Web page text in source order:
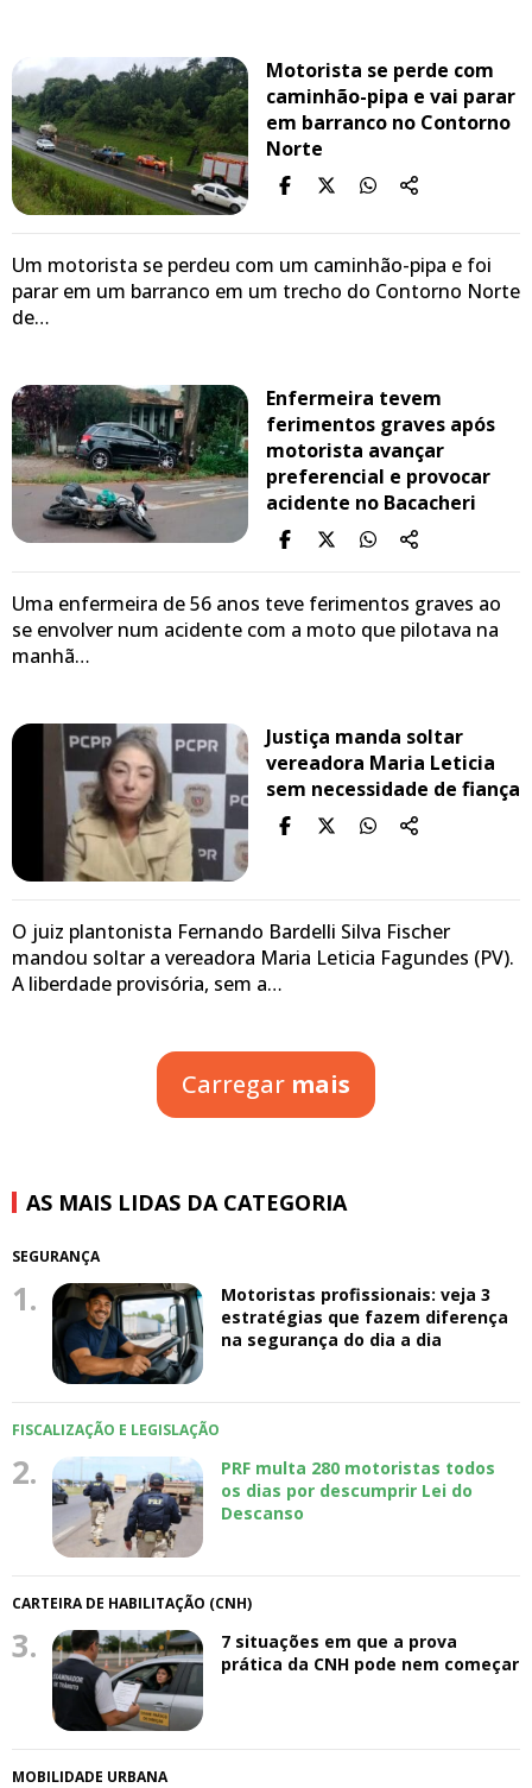
Motorista se perde com
caminhão-pipa e vai parar
em barranco no Contorno
Norte
Um motorista se perdeu com um caminhão-pipa e foi
parar em um barranco em um trecho do Contorno Norte
de…
Enfermeira tevem
ferimentos graves após
motorista avançar
preferencial e provocar
acidente no Bacacheri
Uma enfermeira de 56 anos teve ferimentos graves ao
se envolver num acidente com a moto que pilotava na
manhã…
Justiça manda soltar
vereadora Maria Leticia
sem necessidade de fiança
O juiz plantonista Fernando Bardelli Silva Fischer
mandou soltar a vereadora Maria Leticia Fagundes (PV).
A liberdade provisória, sem a…
Carregar mais
AS MAIS LIDAS DA CATEGORIA
SEGURANÇA
1.
Motoristas profissionais: veja 3
estratégias que fazem diferença
na segurança do dia a dia
FISCALIZAÇÃO E LEGISLAÇÃO
2.
PRF multa 280 motoristas todos
os dias por descumprir Lei do
Descanso
CARTEIRA DE HABILITAÇÃO (CNH)
3.
7 situações em que a prova
prática da CNH pode nem começar
MOBILIDADE URBANA